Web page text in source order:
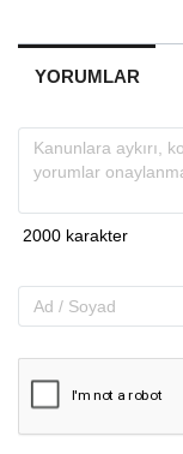
YORUMLAR